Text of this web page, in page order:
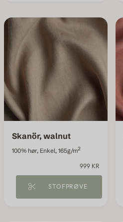
Skanör, walnut
100% hør, Enkel, 165g/m2
999 KR
STOFPRØVE